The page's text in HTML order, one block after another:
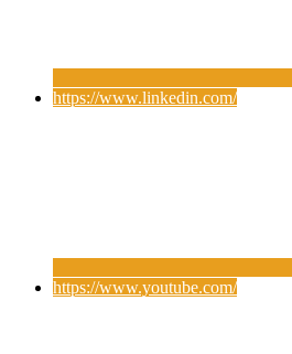
https://www.linkedin.com/
https://www.youtube.com/